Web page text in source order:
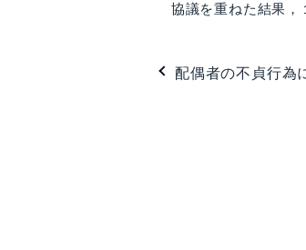
協議を重ねた結果，
配偶者の不貞行為